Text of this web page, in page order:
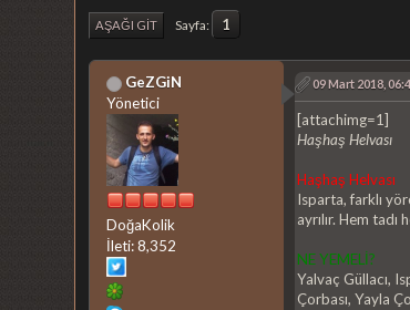
AŞAĞI GIT Sayfa 1
GeZGiN
Yönetici
DoğaKolik
İleti: 8,352
09 Mart 2018,
[attachimg=1]
Haşhaş Helvası
Haşhaş Helvası
Isparta, farklı
ayrılır. Hem
NE YEMELİ?
Yalvaç Güllacı,
Çorbası, Yayla